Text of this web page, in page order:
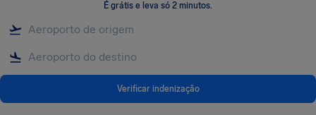
É grátis e leva só 2 minutos.
Verificar indenização